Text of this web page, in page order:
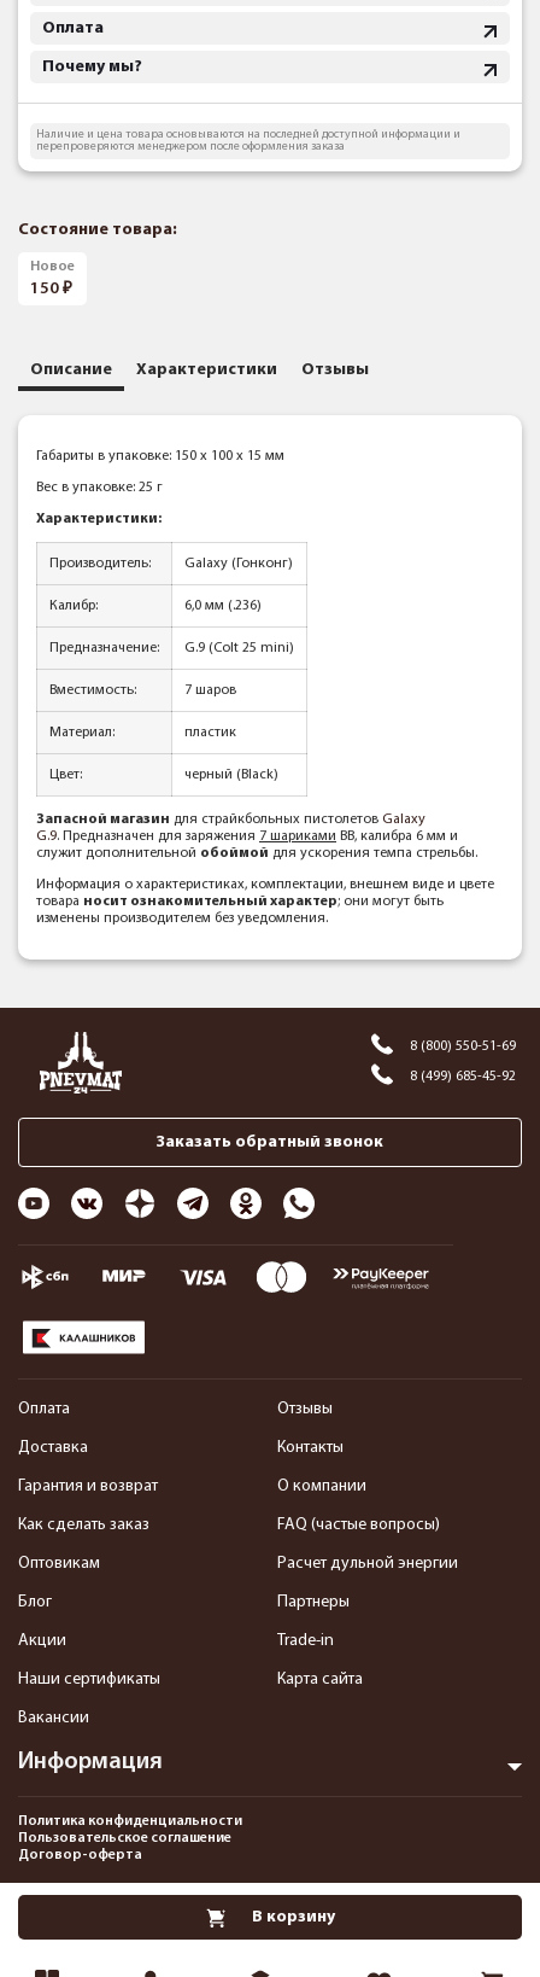
В корзину
Оплата
Почему мы?
Наличие и цена товара основываются на последней доступной информации и
перепроверяются менеджером после оформления заказа
Состояние товара:
Новое
150
Описание Характеристики Отзывы
Габариты в упаковке: 150 x 100 x 15 мм
Вес в упаковке: 25 г
Характеристики:
Производитель: Galaxy (Гонконг)
Калибр: 6,0 мм (.236)
Предназначение: G.9 (Colt 25 mini)
Вместимость: 7 шаров
Материал: пластик
Цвет: черный (Black)
Запасной магазин для страйкбольных пистолетов Galaxy
G.9. Предназначен для заряжения 7 шариками ВВ, калибра 6 мм и
служит дополнительной обоймой для ускорения темпа стрельбы.
Информация о характеристиках, комплектации, внешнем виде и цвете
товара носит ознакомительный характер; они могут быть
изменены производителем без уведомления.
8 (800) 550-51-69
8 (499) 685-45-92
Заказать обратный звонок
Информация
Оплата
Доставка
Гарантия и возврат
Как сделать заказ
Оптовикам
Блог
Акции
Наши сертификаты
Вакансии
Отзывы
Контакты
О компании
FAQ (частые вопросы)
Расчет дульной энергии
Партнеры
Trade-in
Карта сайта
Политика конфиденциальности
Пользовательское соглашение
Договор-оферта
2013-2026 Интернет-магазин пневматики, страйкбола и снаряжения–
Pnevmat24.ru. Все права защищены.©